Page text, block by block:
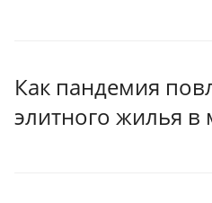
Как пандемия
элитного жилья в